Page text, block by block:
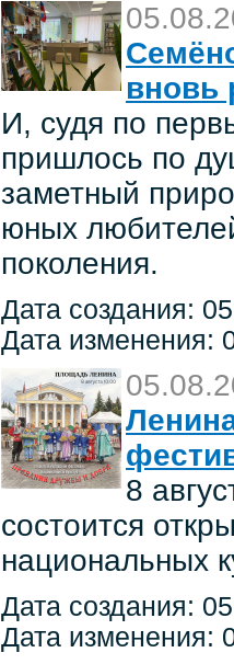
вновь
И, судя по
пришлось по
заметный
юных
поколения.
Дата создания:
Дата изменения:
8
состоится
национальных
Дата создания:
Дата изменения: